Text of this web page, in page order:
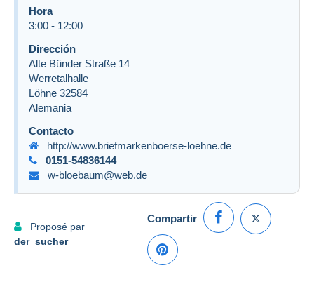
Hora
3:00 - 12:00
Dirección
Alte Bünder Straße 14
Werretalhalle
Löhne 32584
Alemania
Contacto
http://www.briefmarkenboerse-loehne.de
0151-54836144
w-bloebaum@web.de
Proposé par
der_sucher
Compartir